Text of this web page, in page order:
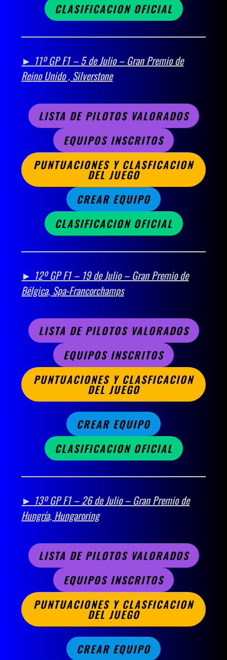
CLASIFICACION OFICIAL
► 11º GP F1 – 5 de Julio – Gran Premio de
Reino Unido , Silverstone
LISTA DE PILOTOS VALORADOS
EQUIPOS INSCRITOS
PUNTUACIONES Y CLASFICACION
DEL JUEGO
CREAR EQUIPO
CLASIFICACION OFICIAL
► 12º GP F1 – 19 de Julio – Gran Premio de
Bélgica, Spa-Francorchamps
LISTA DE PILOTOS VALORADOS
EQUIPOS INSCRITOS
PUNTUACIONES Y CLASFICACION
DEL JUEGO
CREAR EQUIPO
CLASIFICACION OFICIAL
► 13º GP F1 – 26 de Julio – Gran Premio de
Hungría, Hungaroring
LISTA DE PILOTOS VALORADOS
EQUIPOS INSCRITOS
PUNTUACIONES Y CLASFICACION
DEL JUEGO
CREAR EQUIPO